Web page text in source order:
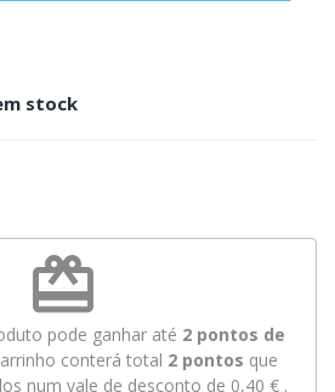
stock
redeem
pode ganhar até 2pontos de
conterá total 2 pontos que
num vale de desconto de 0,40 €.